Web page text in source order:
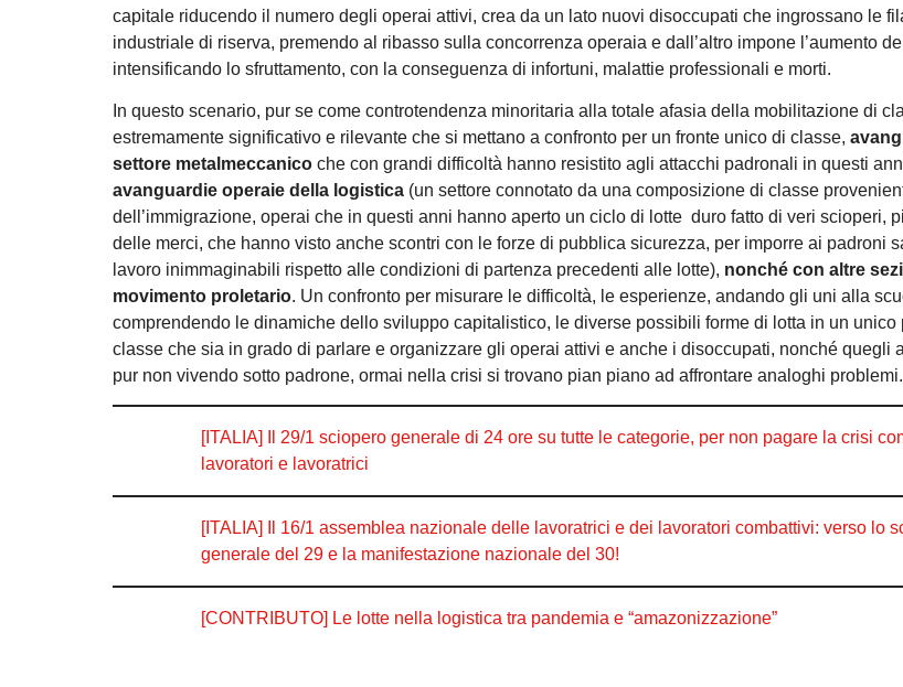
capitale riducendo il numero degli operai attivi, crea da un lato nuovi disoccupati che ingrossano le
industriale di riserva, premendo al ribasso sulla concorrenza operaia e dall’altro impone l’aumento
intensificando lo sfruttamento, con la conseguenza di infortuni, malattie professionali e morti.
In questo scenario, pur se come controtendenza minoritaria alla totale afasia della mobilitazione di
estremamente significativo e rilevante che si mettano a confronto per un fronte unico di classe,
settore metalmeccanico che con grandi difficoltà hanno resistito agli attacchi padronali in questi
avanguardie operaie della logistica (un settore connotato da una composizione di classe
dell’immigrazione, operai che in questi anni hanno aperto un ciclo di lotte duro fatto di veri scioperi,
delle merci, che hanno visto anche scontri con le forze di pubblica sicurezza, per imporre ai padroni
lavoro inimmaginabili rispetto alle condizioni di partenza precedenti alle lotte), nonché con altre
movimento proletario. Un confronto per misurare le difficoltà, le esperienze, andando gli uni alla
comprendendo le dinamiche dello sviluppo capitalistico, le diverse possibili forme di lotta in un unico
classe che sia in grado di parlare e organizzare gli operai attivi e anche i disoccupati, nonché quegli
pur non vivendo sotto padrone, ormai nella crisi si trovano pian piano ad affrontare analoghi problemi.
[ITALIA] Il 29/1 sciopero generale di 24 ore su tutte le categorie, per non pagare la crisi
lavoratori e lavoratrici
[ITALIA] Il 16/1 assemblea nazionale delle lavoratrici e dei lavoratori combattivi: verso lo
generale del 29 e la manifestazione nazionale del 30!
[CONTRIBUTO] Le lotte nella logistica tra pandemia e “amazonizzazione”